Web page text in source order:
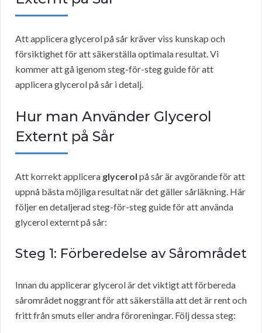
Att applicera glycerol på sår kräver viss kunskap och
försiktighet för att säkerställa optimala resultat. Vi
kommer att gå igenom steg-för-steg guide för att
applicera glycerol på sår i detalj.
Hur man Använder Glycerol
Externt på Sår
Att korrekt applicera glycerol på sår är avgörande för att
uppnå bästa möjliga resultat när det gäller sårläkning. Här
följer en detaljerad steg-för-steg guide för att använda
glycerol externt på sår:
Steg 1: Förberedelse av Sårområdet
Innan du applicerar glycerol är det viktigt att förbereda
sårområdet noggrant för att säkerställa att det är rent och
fritt från smuts eller andra föroreningar. Följ dessa steg: